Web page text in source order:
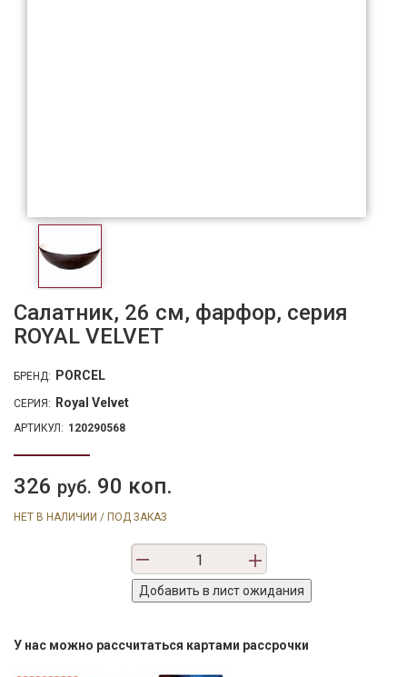
Салатник, 26 см, фарфор, серия
ROYAL VELVET
БРЕНД: PORCEL
СЕРИЯ: Royal Velvet
АРТИКУЛ: 120290568
326 руб. 90 коп.
НЕТ В НАЛИЧИИ / ПОД ЗАКАЗ
У нас можно рассчитаться картами рассрочки